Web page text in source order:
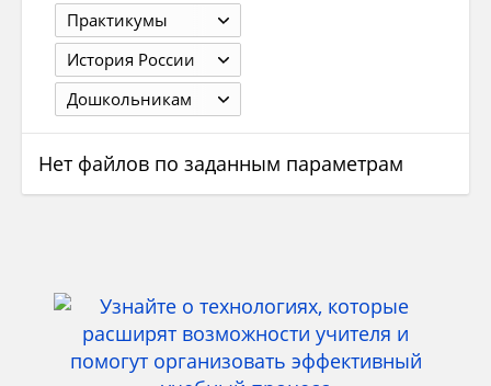
Практикумы
История России
Дошкольникам
Нет файлов по заданным параметрам